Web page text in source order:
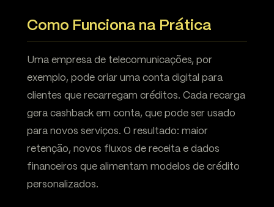
Como Funciona na Prática
Uma empresa de telecomunicações, por
exemplo, pode criar uma conta digital para
clientes que recarregam créditos. Cada recarga
gera cashback em conta, que pode ser usado
para novos serviços. O resultado: maior
retenção, novos fluxos de receita e dados
financeiros que alimentam modelos de crédito
personalizados.